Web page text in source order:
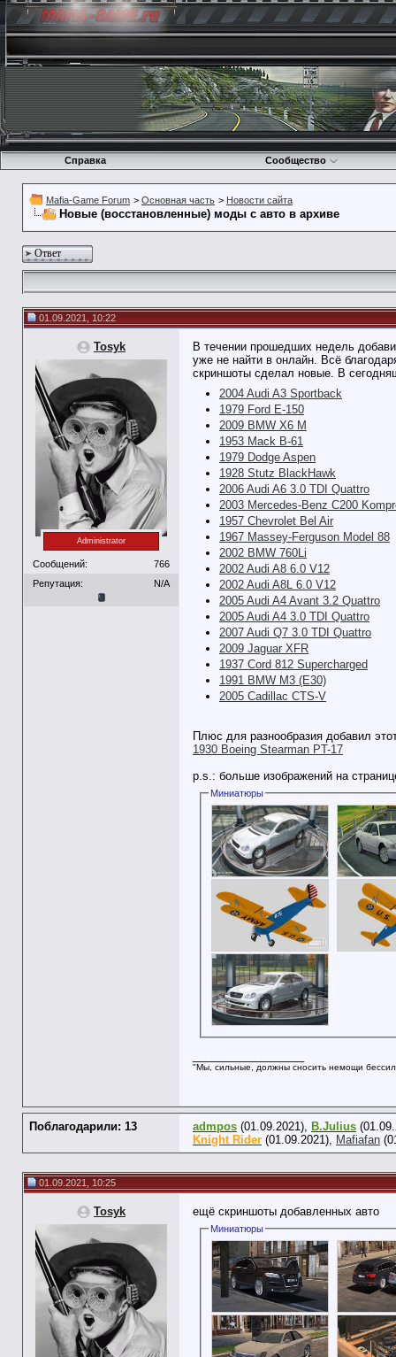
Справка Сообщество
Mafia-Game Forum > Основная часть > Новости сайта
Новые (восстановленные) моды с авто в архиве
Ответ
01.09.2021, 10:22
Tosyk
Administrator
Сообщений:
766
Репутация:
N/A
В течении прошедших недель
уже не найти в онлайн. Всё
скриншоты сделал новые. В
2004 Audi A3 Sportback
1979 Ford E-150
2009 BMW X6 M
1953 Mack B-61
1979 Dodge Aspen
1928 Stutz BlackHawk
2006 Audi A6 3.0 TDI Quattro
2003 Mercedes-Benz C200
1957 Chevrolet Bel Air
1967 Massey-Ferguson Model 88
2002 BMW 760Li
2002 Audi A8 6.0 V12
2002 Audi A8L 6.0 V12
2005 Audi A4 Avant 3.2 Quattro
2005 Audi A4 3.0 TDI Quattro
2007 Audi Q7 3.0 TDI Quattro
2009 Jaguar XFR
1937 Cord 812 Supercharged
1991 BMW M3 (E30)
2005 Cadillac CTS-V
Плюс для разнообразия добавил
1930 Boeing Stearman PT-17
p.s.: больше изображений на
Миниатюры
"Мы, сильные, должны сносить немощи
Поблагодарили: 13 admpos (01.09.2021), B.Julius
Knight Rider (01.09.2021), Mafiafan
01.09.2021, 10:25
Tosyk ещё скриншоты добавленных авто
Миниатюры